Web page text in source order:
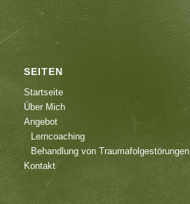
SEITEN
Startseite
Über Mich
Angebot
Lerncoaching
Behandlung von Traumafolgestörungen
Kontakt